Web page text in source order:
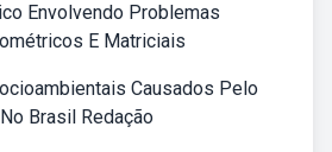
Envolvendo Problemas
E Matriciais
Causados Pelo
Brasil Redação